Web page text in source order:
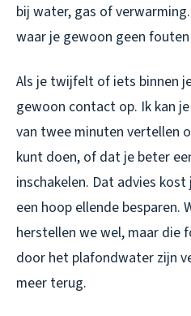
bij water, gas of
waar je gewoon geen
Als je twijfelt of iets binnen
gewoon contact op. Ik kan
van twee minuten vertellen
kunt doen, of dat je beter
inschakelen. Dat advies
een hoop ellende besparen.
herstellen we wel, maar die
door het plafondwater zijn
meer terug.